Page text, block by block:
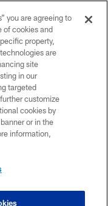
Reserved
you are agreeing to
of cookies and
property,
are
site
in our
targeted
customize
cookies by
or in the
information,